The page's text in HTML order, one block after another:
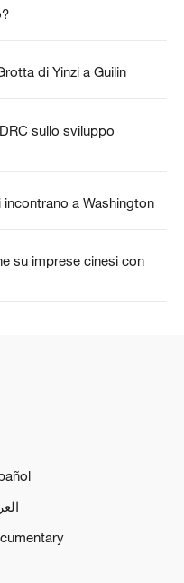
di Yinzi a Guilin
sullo sviluppo
a Washington
su imprese cinesi con